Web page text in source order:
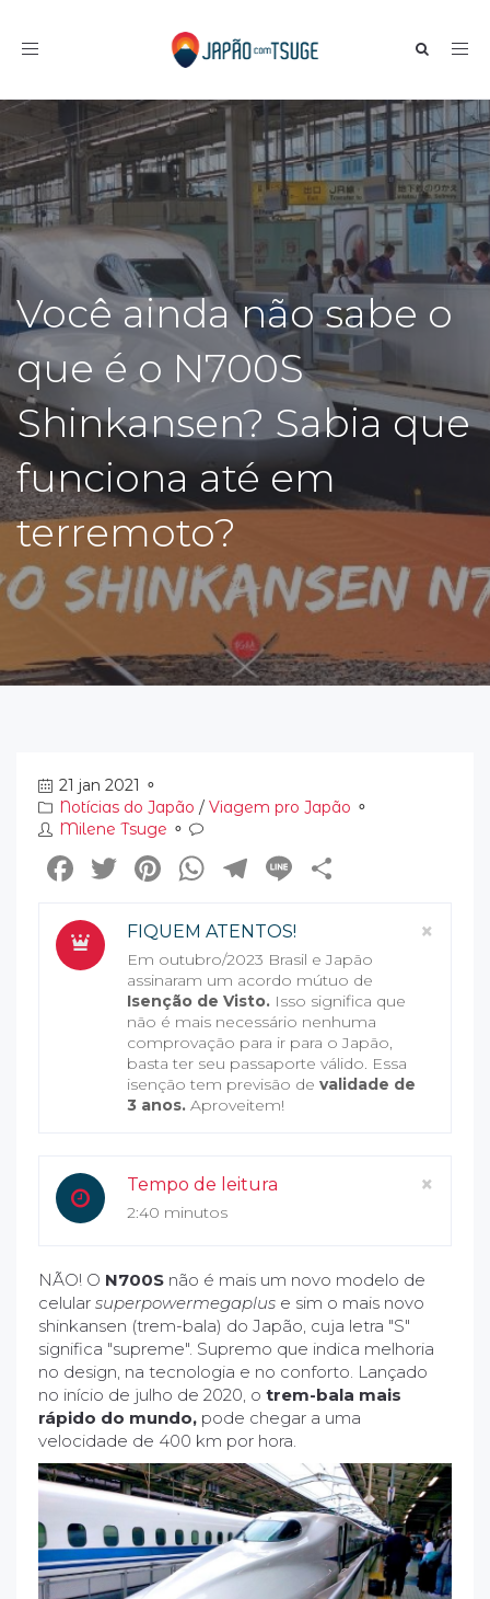
Toggle navigation
Você ainda não sabe o
que é o N700S
Shinkansen? Sabia que
funciona até em
terremoto?
21 jan 2021 ⚬
Notícias do Japão / Viagem pro Japão ⚬
Milene Tsuge ⚬
Facebook
Twitter
Pinterest
WhatsApp
Telegram
Line
×
FIQUEM ATENTOS!
Em outubro/2023 Brasil e Japão
assinaram um acordo mútuo de
Isenção de Visto. Isso significa que
não é mais necessário nenhuma
comprovação para ir para o Japão,
basta ter seu passaporte válido. Essa
isenção tem previsão de validade de
3 anos. Aproveitem!
×
Tempo de leitura
2:40 minutos
NÃO! O N700S não é mais um novo modelo de
celular superpowermegaplus e sim o mais novo
shinkansen (trem-bala) do Japão, cuja letra "S"
significa "supreme". Supremo que indica melhoria
no design, na tecnologia e no conforto. Lançado
no início de julho de 2020, o trem-bala mais
rápido do mundo, pode chegar a uma
velocidade de 400 km por hora.